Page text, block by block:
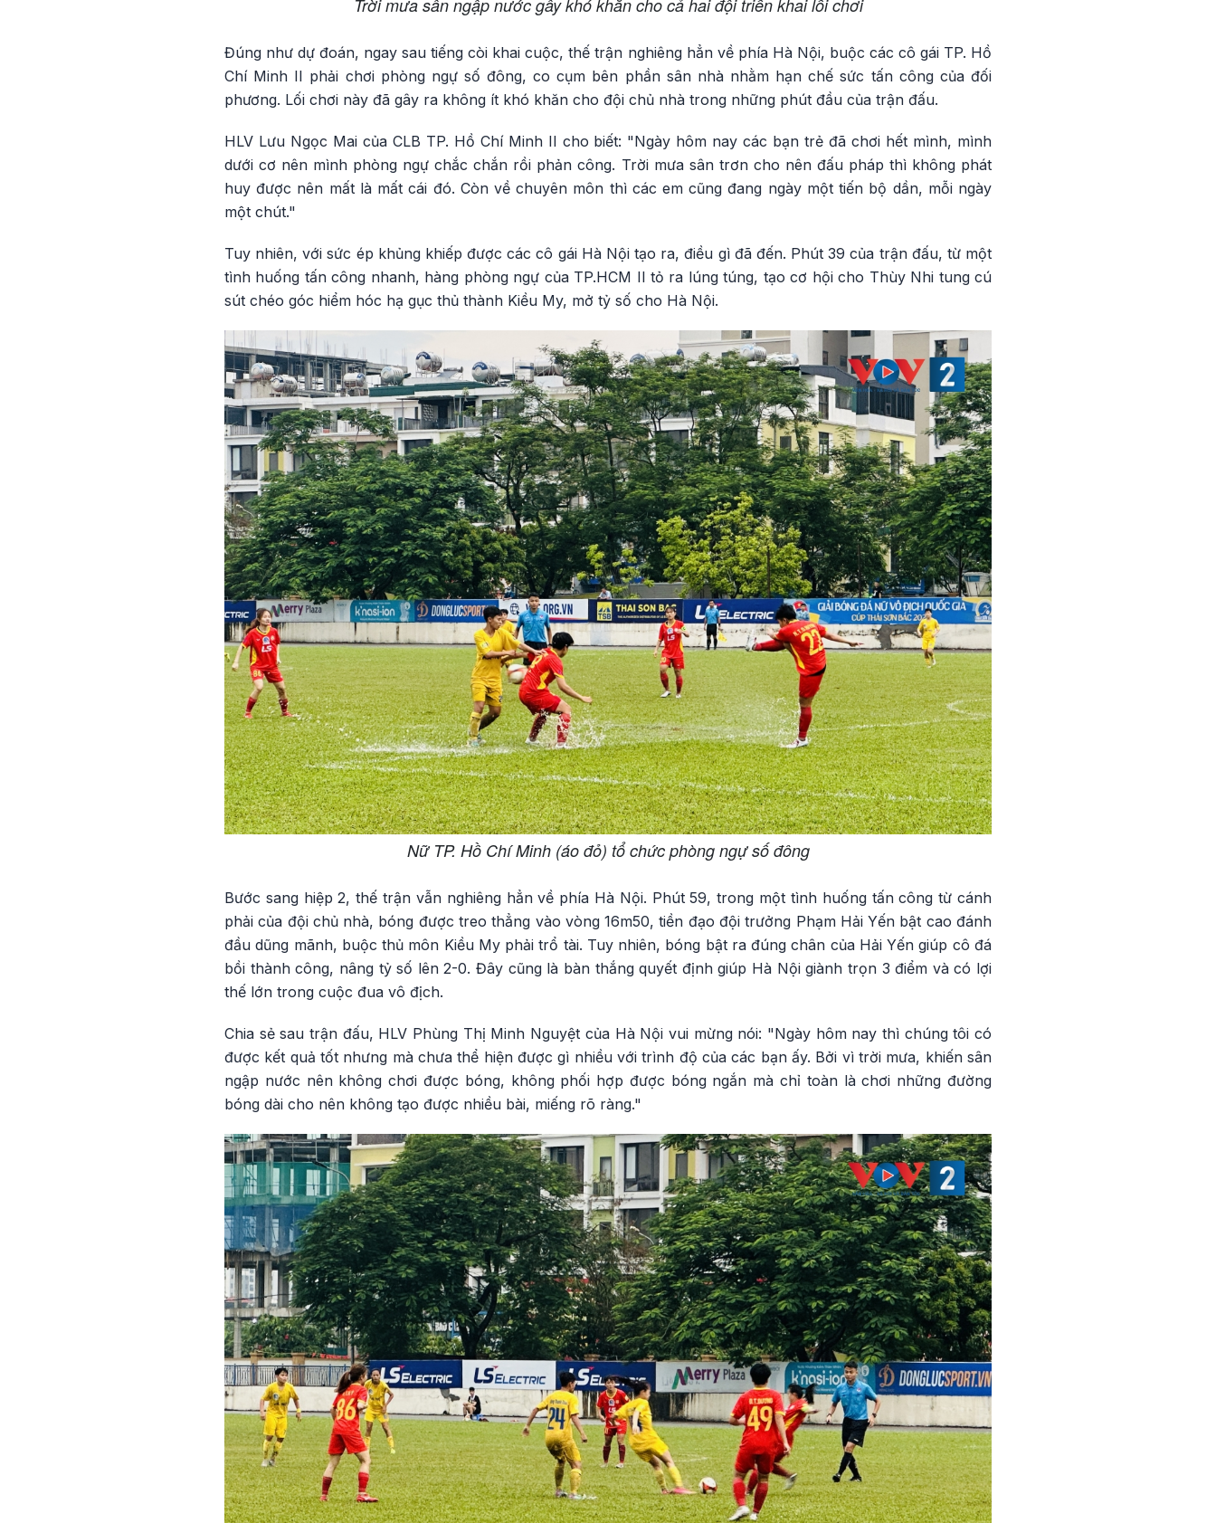
Trời mưa sân ngập nước gây khó khăn cho cả hai đội triển khai lối chơi
Đúng như dự đoán, ngay sau tiếng còi khai cuộc, thế trận nghiêng hẳn về phía Hà Nội, buộc các cô gái TP. Hồ
Chí Minh II phải chơi phòng ngự số đông, co cụm bên phần sân nhà nhằm hạn chế sức tấn công của đối
phương. Lối chơi này đã gây ra không ít khó khăn cho đội chủ nhà trong những phút đầu của trận đấu.
HLV Lưu Ngọc Mai của CLB TP. Hồ Chí Minh II cho biết: "Ngày hôm nay các bạn trẻ đã chơi hết mình, mình
dưới cơ nên mình phòng ngự chắc chắn rồi phản công. Trời mưa sân trơn cho nên đấu pháp thì không phát
huy được nên mất là mất cái đó. Còn về chuyên môn thì các em cũng đang ngày một tiến bộ dần, mỗi ngày
một chút."
Tuy nhiên, với sức ép khủng khiếp được các cô gái Hà Nội tạo ra, điều gì đã đến. Phút 39 của trận đấu, từ một
tình huống tấn công nhanh, hàng phòng ngự của TP.HCM II tỏ ra lúng túng, tạo cơ hội cho Thùy Nhi tung cú
sút chéo góc hiểm hóc hạ gục thủ thành Kiều My, mở tỷ số cho Hà Nội.
Nữ TP. Hồ Chí Minh (áo đỏ) tổ chức phòng ngự số đông
Bước sang hiệp 2, thế trận vẫn nghiêng hẳn về phía Hà Nội. Phút 59, trong một tình huống tấn công từ cánh
phải của đội chủ nhà, bóng được treo thẳng vào vòng 16m50, tiền đạo đội trưởng Phạm Hải Yến bật cao đánh
đầu dũng mãnh, buộc thủ môn Kiều My phải trổ tài. Tuy nhiên, bóng bật ra đúng chân của Hải Yến giúp cô đá
bồi thành công, nâng tỷ số lên 2-0. Đây cũng là bàn thắng quyết định giúp Hà Nội giành trọn 3 điểm và có lợi
thế lớn trong cuộc đua vô địch.
Chia sẻ sau trận đấu, HLV Phùng Thị Minh Nguyệt của Hà Nội vui mừng nói: "Ngày hôm nay thì chúng tôi có
được kết quả tốt nhưng mà chưa thể hiện được gì nhiều với trình độ của các bạn ấy. Bởi vì trời mưa, khiến sân
ngập nước nên không chơi được bóng, không phối hợp được bóng ngắn mà chỉ toàn là chơi những đường
bóng dài cho nên không tạo được nhiều bài, miếng rõ ràng."